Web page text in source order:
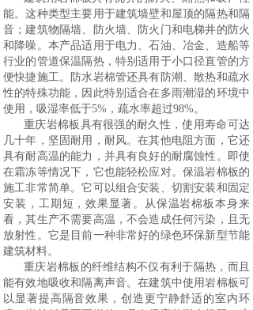
能。这种类型主要用于建筑墙壁和屋顶的隔热和隔
音；建筑物隔墙、防火墙、防火门和电梯井的防火
和降噪。本产品适用于电力、石油、冶金、造船等
行业的管道保温隔热，特别适用于小口径直管的方
便快捷施工。防水岩棉管还具有防潮、散热和疏水
性的特殊功能，因此特别适合在多雨潮湿的环境中
使用，吸湿率低于5%，疏水率超过98%。
重庆岩棉板具有很强的耐久性，使用寿命可达
几十年，坚固耐用，耐风。在其他电阻方面，它还
具有耐高温的能力，并具有良好的耐腐蚀性。即使
在霜冻等情况下，它也能轻松应对。保温岩棉板的
施工非常简单。它可以组合安装、切割安装和固定
安装，工期短，效果显著。从保温岩棉板本身来
看，其生产不需要高温，不会造成任何污染，且无
放射性。它是目前一种非常好的绿色环保新型节能
建筑材料。
重庆岩棉板的纤维结构不仅有利于隔热，而且
能有效地吸收和隔离声音。在建筑中使用岩棉板可
以显著提高隔音效果，创造更宁静舒适的室内环